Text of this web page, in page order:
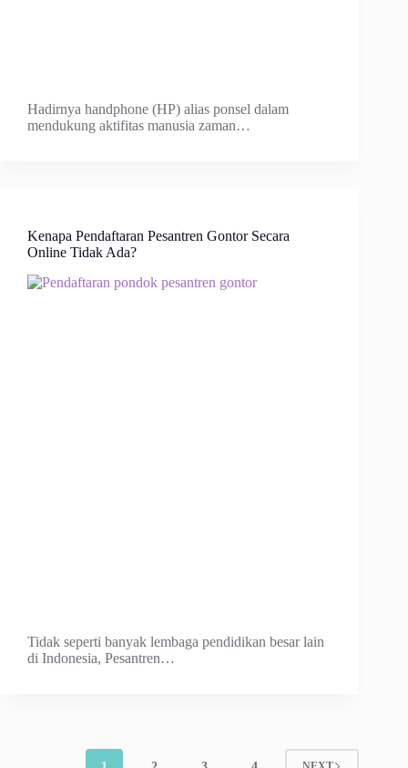
Hadirnya handphone (HP) alias ponsel dalam
mendukung aktifitas manusia zaman…
Kenapa Pendaftaran Pesantren Gontor Secara
Online Tidak Ada?
Tidak seperti banyak lembaga pendidikan besar lain
di Indonesia, Pesantren…